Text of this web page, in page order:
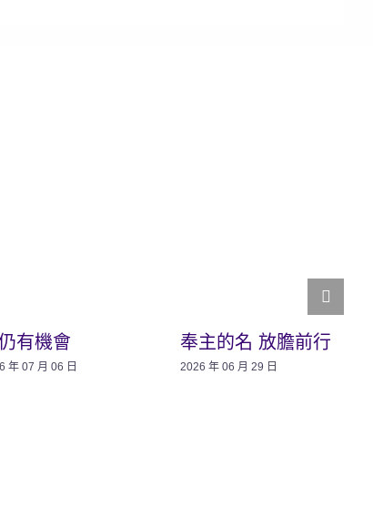
有機會
年 07 月 06 日
奉主的名 放膽前行
2026 年 06 月 29 日